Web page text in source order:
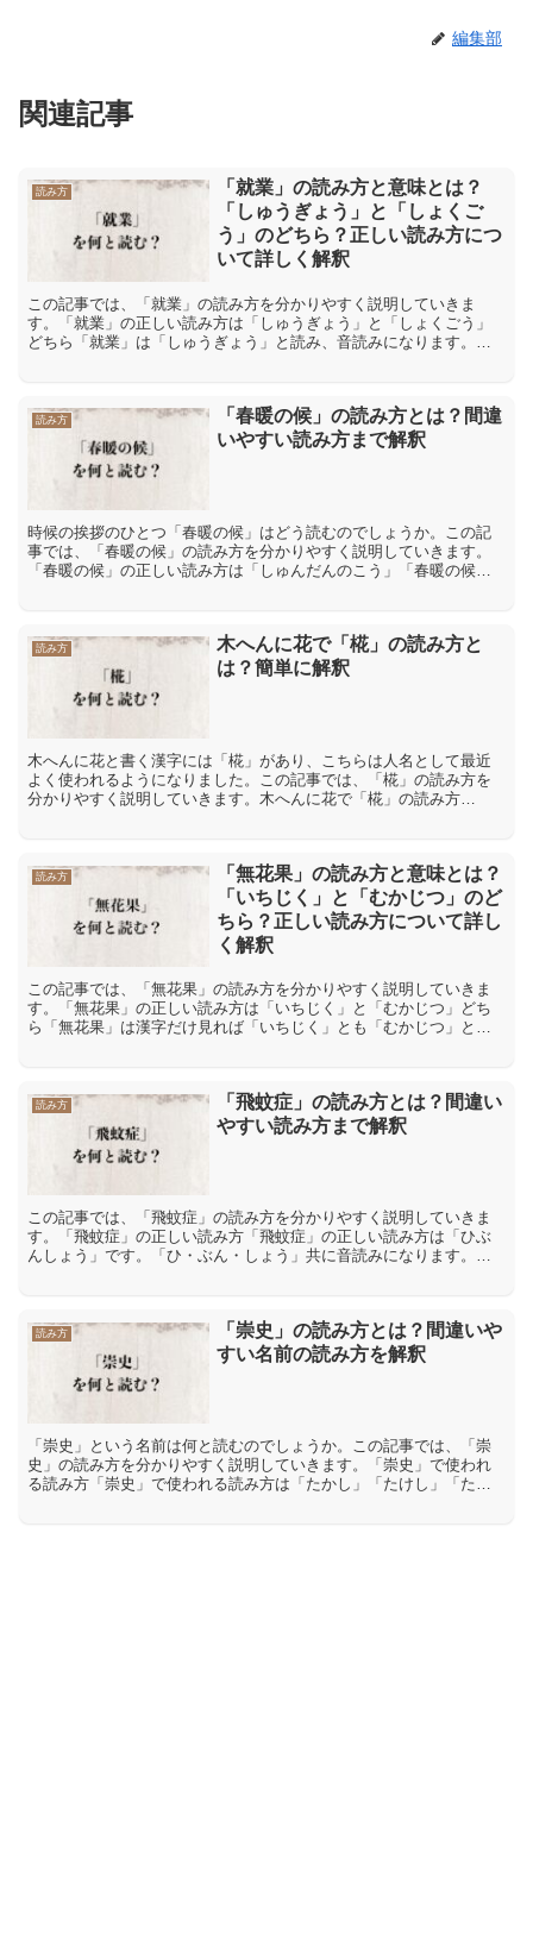
編集部
関連記事
読み方
「就業」の読み方と意味とは？
「しゅうぎょう」と「しょくご
う」のどちら？正しい読み方につ
いて詳しく解釈
この記事では、「就業」の読み方を分かりやすく説明していきま
す。「就業」の正しい読み方は「しゅうぎょう」と「しょくごう」
どちら「就業」は「しゅうぎょう」と読み、音読みになります。音
読み方
「春暖の候」の読み方とは？間違
いやすい読み方まで解釈
時候の挨拶のひとつ「春暖の候」はどう読むのでしょうか。この記
事では、「春暖の候」の読み方を分かりやすく説明していきます。
「春暖の候」の正しい読み方は「しゅんだんのこう」「春暖の候」
読み方
木へんに花で「椛」の読み方と
は？簡単に解釈
木へんに花と書く漢字には「椛」があり、こちらは人名として最近
よく使われるようになりました。この記事では、「椛」の読み方を
分かりやすく説明していきます。木へんに花で「椛」の読み方
読み方
「無花果」の読み方と意味とは？
「いちじく」と「むかじつ」のど
ちら？正しい読み方について詳し
く解釈
この記事では、「無花果」の読み方を分かりやすく説明していきま
す。「無花果」の正しい読み方は「いちじく」と「むかじつ」どち
ら「無花果」は漢字だけ見れば「いちじく」とも「むかじつ」とも
読み方
「飛蚊症」の読み方とは？間違い
やすい読み方まで解釈
この記事では、「飛蚊症」の読み方を分かりやすく説明していきま
す。「飛蚊症」の正しい読み方「飛蚊症」の正しい読み方は「ひぶ
んしょう」です。「ひ・ぶん・しょう」共に音読みになります。音
読み方
「崇史」の読み方とは？間違いや
すい名前の読み方を解釈
「崇史」という名前は何と読むのでしょうか。この記事では、「崇
史」の読み方を分かりやすく説明していきます。「崇史」で使われ
る読み方「崇史」で使われる読み方は「たかし」「たけし」「たか